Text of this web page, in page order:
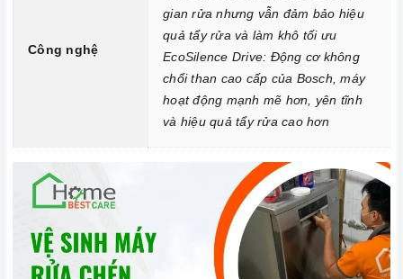
Loại bỏ thức ăn thừa khỏi bát đĩa trước khi cho vàomáy rửa
Sắp xếp bát đĩa sao cho các vật dụng không va chạm với
Sắp xếp bát đĩa ở vị trí phù hợp với chương trình rửa.
Lựa chọn chương trình rửa phù hợp: Mỗi chương trình rửa có
chương trình rửa phù hợp với lượng và mức độ bẩn của bát
đĩa.
Vệ sinhmáy rửa chénđịnh kỳ: Bạn nên vệ sinh
máy rửa chén
định kỳ để loại bỏ cặn bẩn, ngăn ngừa vi khuẩn phát triển. Bạn
Công nghệ
gian rửa nhưng vẫn đảm bảo hiệu
quả tẩy rửa và làm khô tối ưu
EcoSilence Drive: Động cơ không
chổi than cao cấp của Bosch, máy
hoạt động mạnh mẽ hơn, yên tĩnh
và hiệu quả tẩy rửa cao hơn